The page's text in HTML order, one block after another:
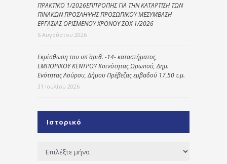
ΠΡΑΚΤΙΚΟ 1/2026ΕΠΙΤΡΟΠΗΣ ΓΙΑ ΤΗΝ ΚΑΤΑΡΤΙΣΗ ΤΩΝ
ΠΙΝΑΚΩΝ ΠΡΟΣΛΗΨΗΣ ΠΡΟΣΩΠΙΚΟΥ ΜΕΣΥΜΒΑΣΗ
ΕΡΓΑΣΙΑΣ ΟΡΙΣΜΕΝΟΥ ΧΡΟΝΟΥ ΣΟΧ 1/2026
6 Αυγούστου 2026
Εκμίσθωση του υπ΄ αριθ. -14- καταστήματος,
ΕΜΠΟΡΙΚΟΥ ΚΕΝΤΡΟΥ Κοινότητας Ωρωπού, Δημ.
Ενότητας Λούρου, Δήμου Πρέβεζας εμβαδού 17,50 τ.μ.
31 Ιουλίου 2026
Ιστορικό
Ιστορικό